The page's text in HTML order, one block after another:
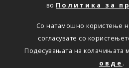
во Политика за
Со натамошно користење
согласувате со
Подесувањата на колачињата
овде .